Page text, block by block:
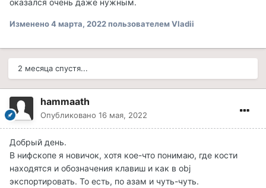
оказался очень даже нужным.
Изменено4 марта, 2022пользователем Vladii
2 месяца спустя...
hammaath
Опубликовано 16 мая, 2022
Добрый день.
В нифскопе я новичок, хотя кое-что понимаю, где кости
находятся и обозначения клавиш и как в obj
экспортировать. То есть, по азам и чуть-чуть.